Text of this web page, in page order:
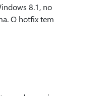
8.1, no
O hotfix tem